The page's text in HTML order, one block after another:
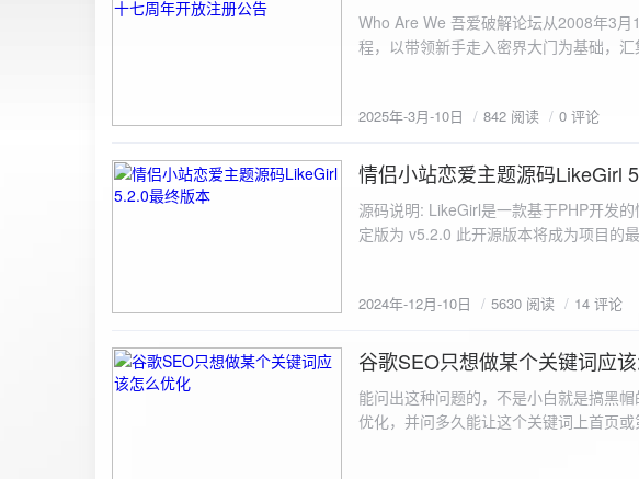
else { resultDiv.innerHTML = `<p class="error">${data.error}</p>`; } } else { resultDiv.innerHTML = `<p
class="error">请求失败：${xhr.statusText}</p>`; } }; xhr.onerror = function() {
Who Are We 吾爱破解论坛从2008年3
程，以带领新手走入密界大门为基础，
严格的处理措施。在您注册前，请认真
www.52pojie.cn
2025年-3月-10日 842 阅读 0 评论
2024-12-10
情侣小站恋爱主题源码LikeGirl
源码说明: LikeGirl是一款基于PHP开发
定版为 v5.2.0 此开源版本将成为项目的
2024年-12月-10日 5630 阅读 14 评论
2024-8-7
谷歌SEO只想做某个关键词应
能问出这种问题的，不是小白就是搞黑
优化，并问多久能让这个关键词上首页